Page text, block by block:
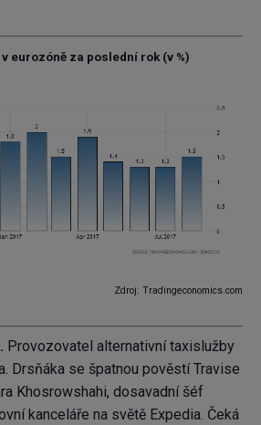
eurozóně za poslední rok (v %)
Zdroj: Tradingeconomics.com
Provozovatel alternativní taxislužby
Drsňáka se špatnou pověstí Travise
Khosrowshahi, dosavadní šéf
kanceláře na světě Expedia. Čeká